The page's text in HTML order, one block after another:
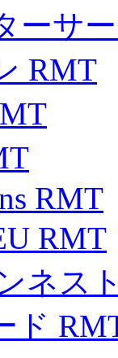
ーサ
RMT
RMT
RMT
ネス
ド